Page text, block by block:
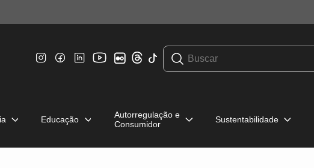
Educação
Autorregulação e
Consumidor
Sustentabilidade